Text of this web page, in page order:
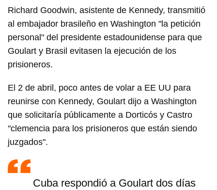
Richard Goodwin, asistente de Kennedy, transmitió
al embajador brasileño en Washington "la petición
personal" del presidente estadounidense para que
Goulart y Brasil evitasen la ejecución de los
prisioneros.
El 2 de abril, poco antes de volar a EE UU para
reunirse con Kennedy, Goulart dijo a Washington
que solicitaría públicamente a Dorticós y Castro
"clemencia para los prisioneros que están siendo
juzgados".
Cuba respondió a Goulart dos días